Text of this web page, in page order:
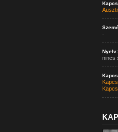
-
Nyelv:
nincs